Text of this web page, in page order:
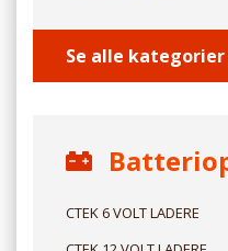
Se alle kategorier
CTEK 6 VOLT LADERE